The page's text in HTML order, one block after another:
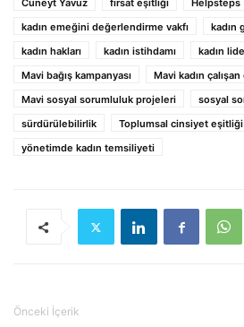
Cüneyt Yavuz
fırsat eşitliği Helpsteps
kadın emeğini değerlendirme vakfı
kadın
kadın hakları
kadın istihdamı kadın
Mavi bağış kampanyası
Mavi kadın çalışan
Mavi sosyal sorumluluk projeleri
sosyal
sürdürülebilirlik
Toplumsal cinsiyet eşitliği
yönetimde kadın temsiliyeti
Önceki İçerik